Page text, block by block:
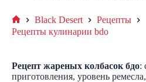
Home
Black Desert
Рецепты
Рецепты кулинарии bdo
Рецепт жареных колбасок бдо:
приготовления, уровень